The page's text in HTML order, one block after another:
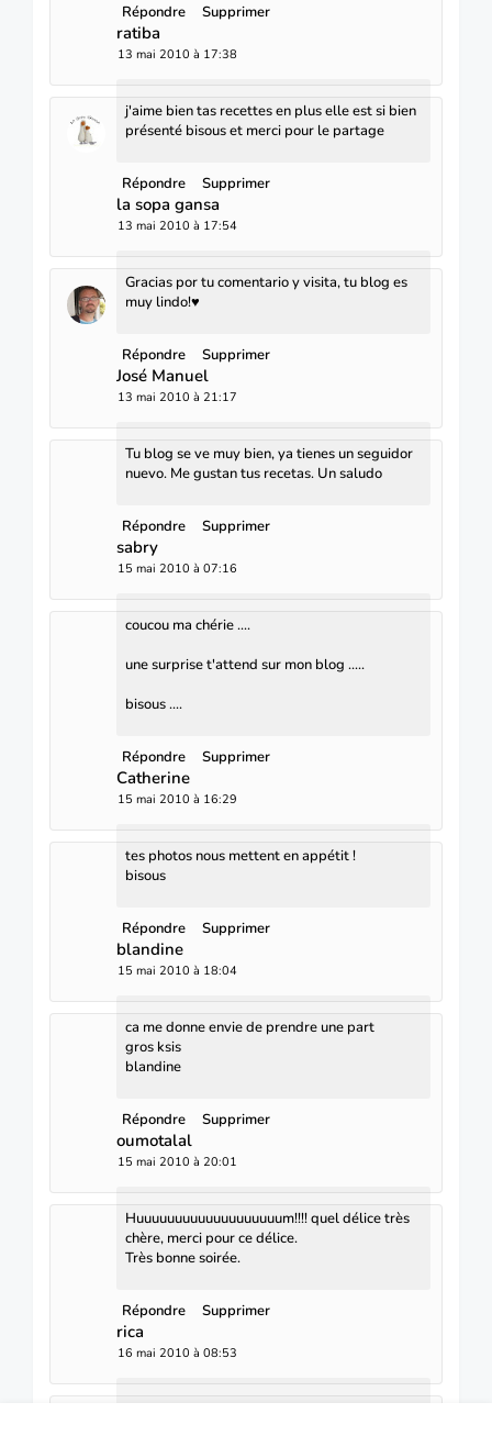
Répondre Supprimer
ratiba
13 mai 2010 à 17:38
j'aime bien tas recettes en plus elle est si bien
présenté bisous et merci pour le partage
Répondre Supprimer
la sopa gansa
13 mai 2010 à 17:54
Gracias por tu comentario y visita, tu blog es
muy lindo!♥
Répondre Supprimer
José Manuel
13 mai 2010 à 21:17
Tu blog se ve muy bien, ya tienes un seguidor
nuevo. Me gustan tus recetas. Un saludo
Répondre Supprimer
sabry
15 mai 2010 à 07:16
coucou ma chérie ....
une surprise t'attend sur mon blog .....
bisous ....
Répondre Supprimer
Catherine
15 mai 2010 à 16:29
tes photos nous mettent en appétit !
bisous
Répondre Supprimer
blandine
15 mai 2010 à 18:04
ca me donne envie de prendre une part
gros ksis
blandine
Répondre Supprimer
oumotalal
15 mai 2010 à 20:01
Huuuuuuuuuuuuuuuuuuum!!!! quel délice très
chère, merci pour ce délice.
Très bonne soirée.
Répondre Supprimer
rica
16 mai 2010 à 08:53